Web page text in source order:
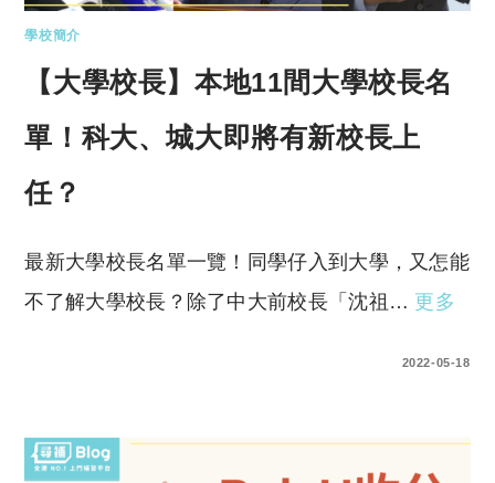
學校簡介
【大學校長】本地11間大學校長名
單！科大、城大即將有新校長上
任？
最新大學校長名單一覽！同學仔入到大學，又怎能
不了解大學校長？除了中大前校長「沈祖… 更多
2022-05-18